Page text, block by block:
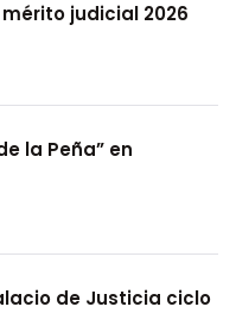
judicial 2026
la Peña” en
de Justicia ciclo